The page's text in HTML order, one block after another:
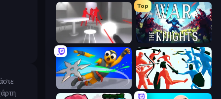
SuperHot
Top
War the Knights
Ninja Swipe Strike Funny Battle Simulator